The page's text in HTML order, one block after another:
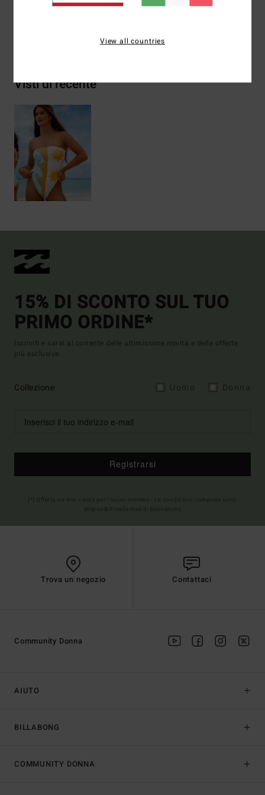
Spedizioni e Resi
Visti di recente
15% DI SCONTO SUL TUO
PRIMO ORDINE*
Iscriviti e sarai al corrente delle ultimissime novità e delle offerte
più esclusive.
Collezione
Registrarsi
Trova un negozio Contattaci
AIUTO
BILLABONG
Community Donna
COMMUNITY DONNA
View all countries